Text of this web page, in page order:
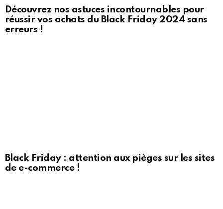
Découvrez nos astuces incontournables pour
réussir vos achats du Black Friday 2024 sans
erreurs !
Black Friday : attention aux pièges sur les sites
de e-commerce !